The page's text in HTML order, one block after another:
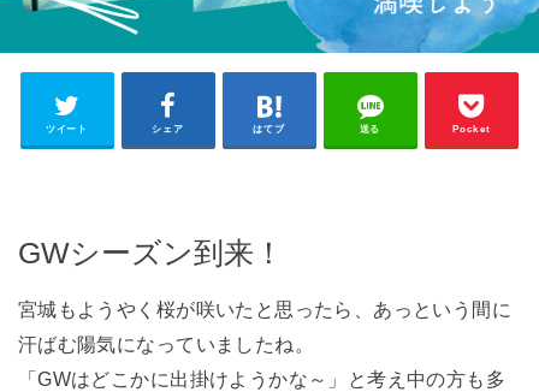
ツイート シェア はてブ 送る Pocket
GWシーズン到来！
宮城もようやく桜が咲いたと思ったら、あっという間に
汗ばむ陽気になっていましたね。
「GWはどこかに出掛けようかな～」と考え中の方も多